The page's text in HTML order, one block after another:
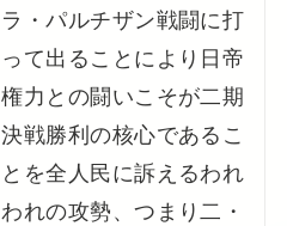
ラ・パルチザン戦闘に打
って出ることにより日帝
権力との闘いこそが二期
決戦勝利の核心であるこ
とを全人民に訴えるわれ
われの攻勢、つまり二・